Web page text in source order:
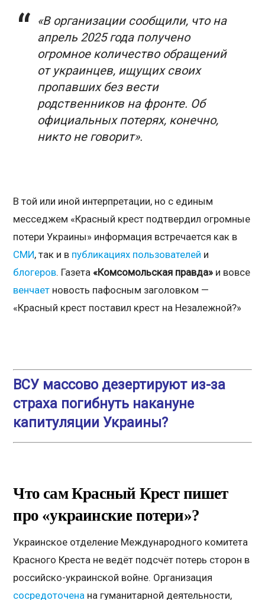
«В организации сообщили, что на
апрель 2025 года получено
огромное количество обращений
от украинцев, ищущих своих
пропавших без вести
родственников на фронте. Об
официальных потерях, конечно,
никто не говорит».
В той или иной интерпретации, но с единым
месседжем «Красный крест подтвердил огромные
потери Украины» информация встречается как в
СМИ, так и в публикациях пользователей и
блогеров. Газета«Комсомольская правда» и вовсе
венчает новость пафосным заголовком —
«Красный крест поставил крест на Незалежной?»
ВСУ массово дезертируют из-за
страха погибнуть накануне
капитуляции Украины?
Что сам Красный Крест пишет
про «украинские потери»?
Украинское отделение Международного комитета
Красного Креста не ведёт подсчёт потерь сторон в
российско-украинской войне. Организация
сосредоточена на гуманитарной деятельности,